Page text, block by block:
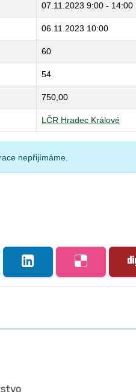
07.11.2023 9:00 - 14:00
06.11.2023 10:00
60
54
750,00
LČR Hradec Králové
nepřijímáme.